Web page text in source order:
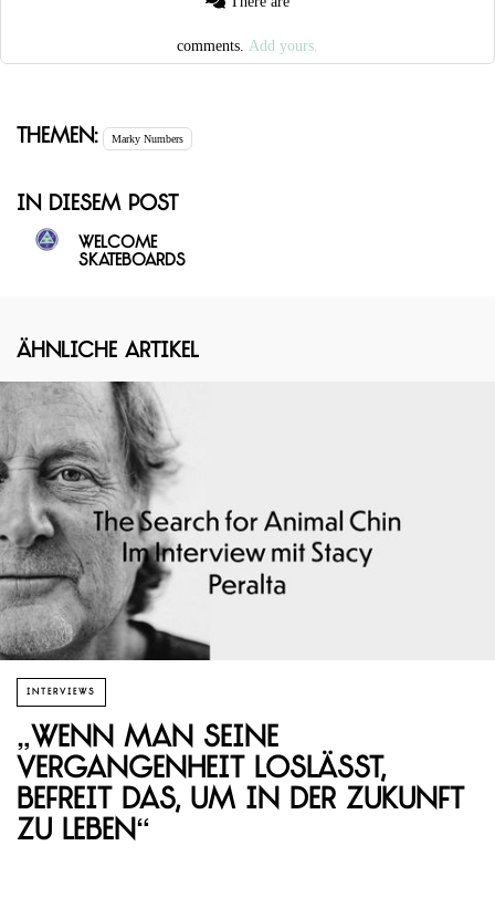
comments. Add yours.
Themen: Marky Numbers
In diesem Post
Welcome
Skateboards
Ähnliche Artikel
INTERVIEWS
„Wenn man seine
Vergangenheit loslässt,
befreit das, um in der Zukunft
zu leben“